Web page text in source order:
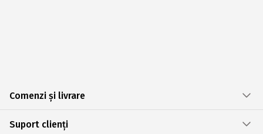
Comenzi și livrare
Suport clienți